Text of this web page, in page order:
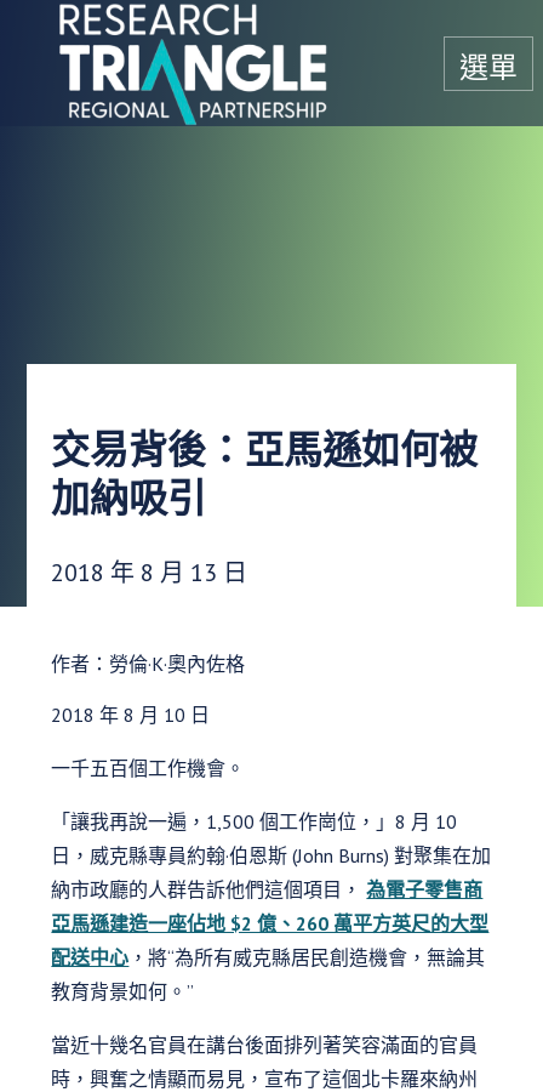
跳至內容
選單
交易背後：亞馬遜如何被
加納吸引
發布日期：
2018 年 8 月 13 日
作者：勞倫·K·奧內佐格
2018 年 8 月 10 日
一千五百個工作機會。
「讓我再說一遍，1,500 個工作崗位，」8 月 10
日，威克縣專員約翰·伯恩斯 (John Burns) 對聚集在加
納市政廳的人群告訴他們這個項目，為電子零售商
亞馬遜建造一座佔地 $2 億、260 萬平方英尺的大型
配送中心 ，將“為所有威克縣居民創造機會，無論其
教育背景如何。”
當近十幾名官員在講台後面排列著笑容滿面的官員
時，興奮之情顯而易見，宣布了這個北卡羅來納州